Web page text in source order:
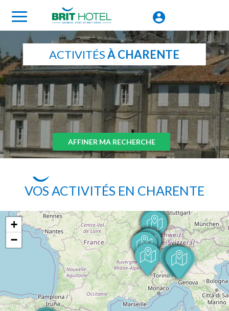
ACTIVITÉSÀ CHARENTE
AFFINER MA RECHERCHE
VOS ACTIVITÉS EN CHARENTE
+
−